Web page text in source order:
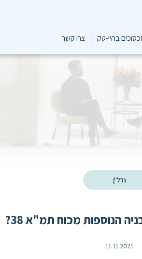
בהיי-טק צרו קשר
נדל"ן
הנוספות מכוח תמ"א 38?
11.11.2021